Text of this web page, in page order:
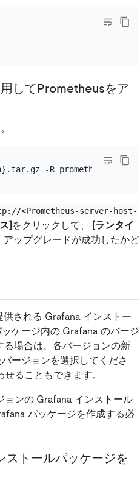
してPrometheusをア
<Prometheus-server-host-
]をクリックして、 [ランタイ
ップグレードが成功したかど
される Grafana インストー
ケージ内の Grafana のバージ
る場合は、各バージョンの新
ージョンを選択してくださ
ることもできます。
ョンの Grafana インストール
パッケージを作成する必
ストールパッケージを